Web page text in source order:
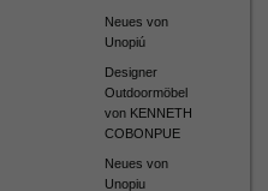
Neues von
Unopiú
Designer
Outdoormöbel
von KENNETH
COBONPUE
Neues von
Unopiu